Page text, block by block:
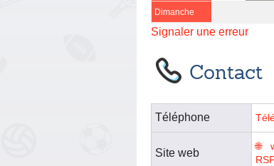
Dimanche
Signaler une erreur
Contact
Téléphone
Site web